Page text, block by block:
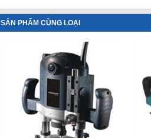
SẢN PHẨM CÙNG LOẠI